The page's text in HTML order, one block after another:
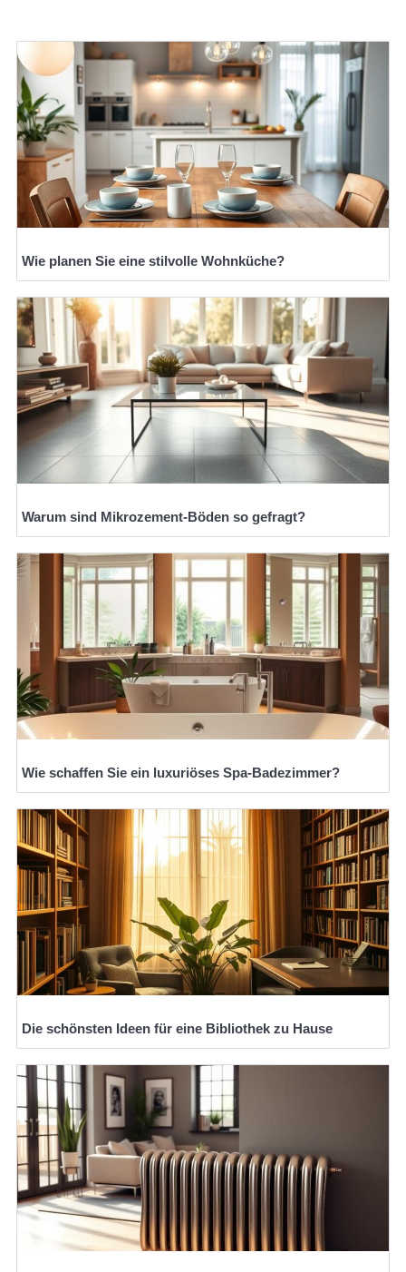
Wie planen Sie eine stilvolle Wohnküche?
Warum sind Mikrozement-Böden so gefragt?
Wie schaffen Sie ein luxuriöses Spa-Badezimmer?
Die schönsten Ideen für eine Bibliothek zu Hause